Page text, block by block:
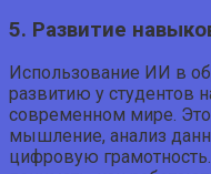
5. Развитие
Использование ИИ в
развитию у студентов
современном мире.
мышление, анализ
цифровую